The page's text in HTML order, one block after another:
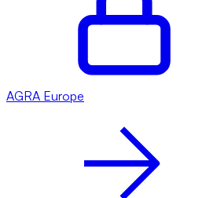
AGRA Europe